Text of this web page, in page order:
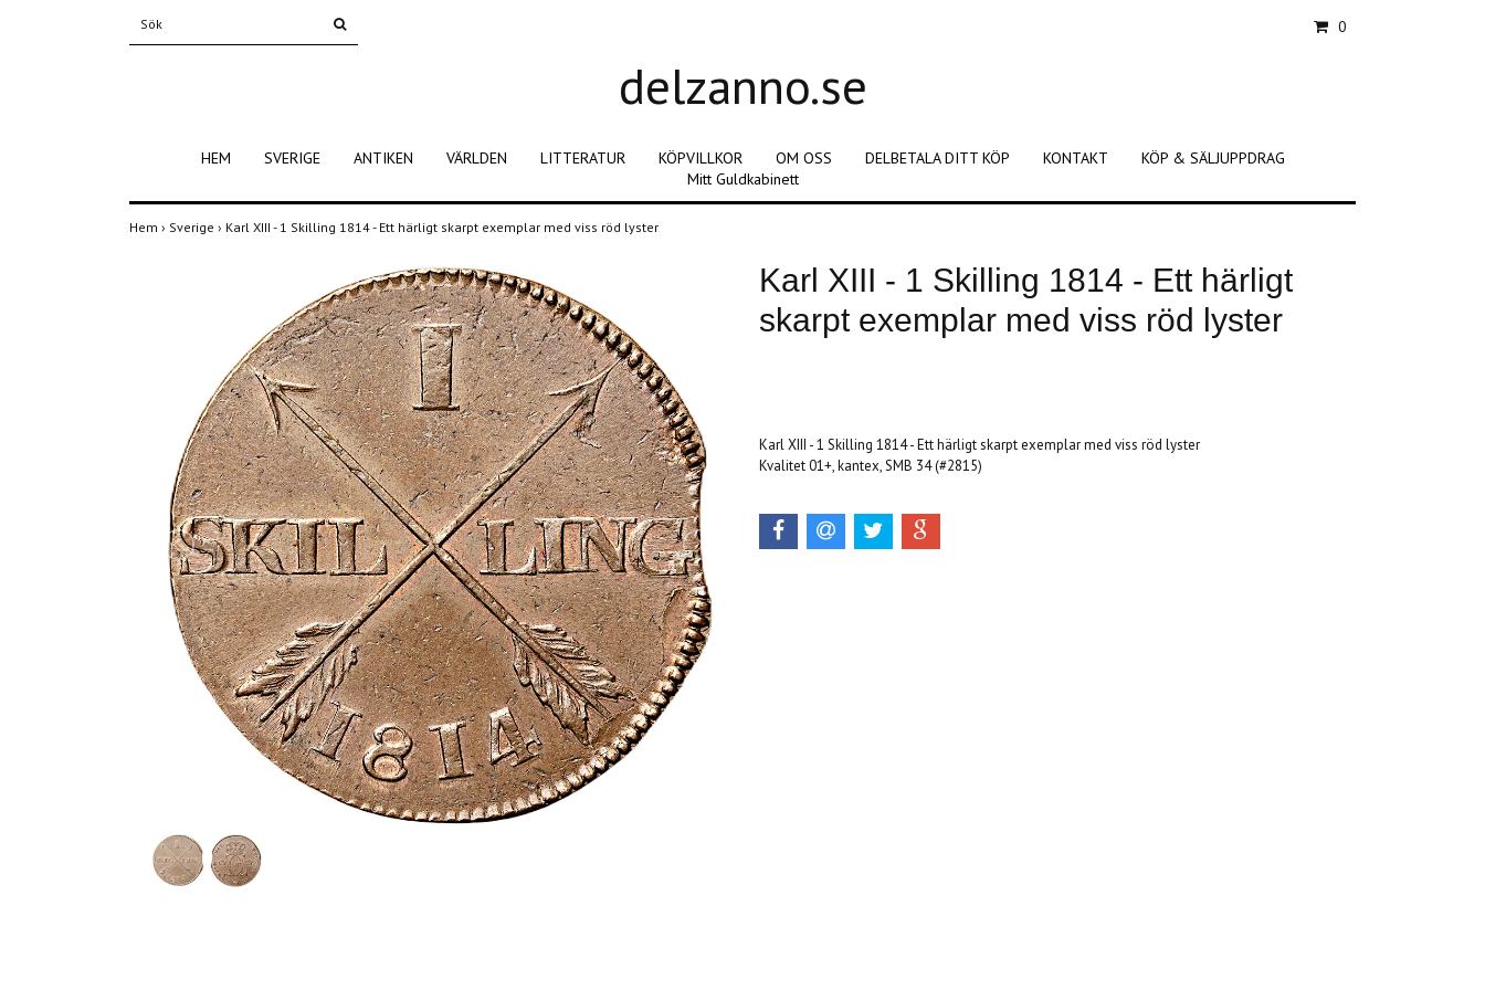
0
delzanno.se
HEM SVERIGE ANTIKEN VÄRLDEN LITTERATUR KÖPVILLKOR OM OSS DELBETALA DITT KÖP KONTAKT
KÖP & SÄLJUPPDRAG
Mitt Guldkabinett
Hem › Sverige › Karl XIII - 1 Skilling 1814 - Ett härligt skarpt exemplar med viss röd lyster
Karl XIII - 1 Skilling 1814 - Ett härligt
skarpt exemplar med viss röd lyster
Karl XIII - 1 Skilling 1814 - Ett härligt skarpt exemplar med viss röd lyster
Kvalitet 01+, kantex, SMB 34 (#2815)